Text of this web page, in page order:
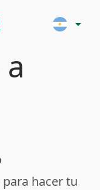
arrow_drop_down
hacer tu